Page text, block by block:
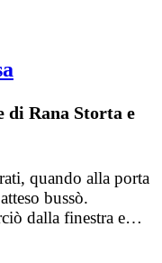
di Rana Storta e
quando alla porta
bussò.
dalla finestra e…